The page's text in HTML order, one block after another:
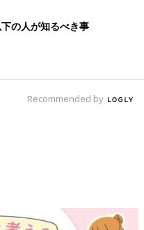
の人が知るべき事
Recommended by